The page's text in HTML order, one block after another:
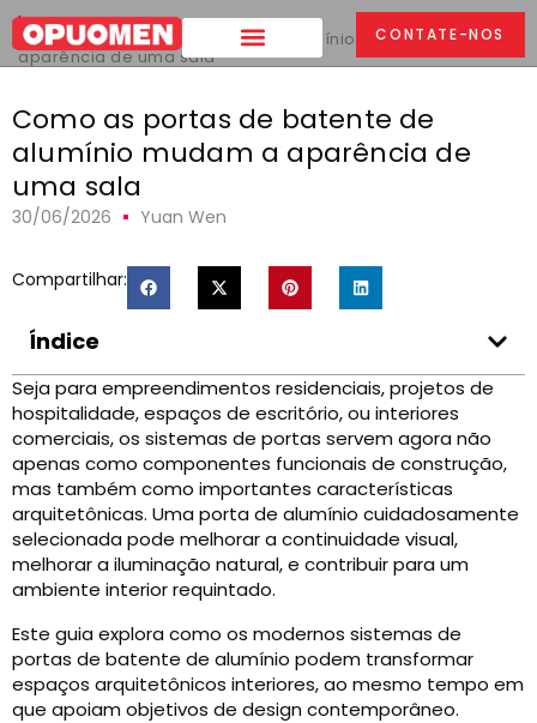
CONTATE-NOS
Lar >
Como as portas de batente de alumínio mudam a
aparência de uma sala
Como as portas de batente de
alumínio mudam a aparência de
uma sala
30/06/2026 Yuan Wen
Compartilhar:
Índice
Seja para empreendimentos residenciais, projetos de
hospitalidade, espaços de escritório, ou interiores
comerciais, os sistemas de portas servem agora não
apenas como componentes funcionais de construção,
mas também como importantes características
arquitetônicas. Uma porta de alumínio cuidadosamente
selecionada pode melhorar a continuidade visual,
melhorar a iluminação natural, e contribuir para um
ambiente interior requintado.
Este guia explora como os modernos sistemas de
portas de batente de alumínio podem transformar
espaços arquitetônicos interiores, ao mesmo tempo em
que apoiam objetivos de design contemporâneo.